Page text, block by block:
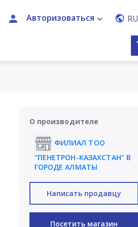
Авторизоваться RU
О производителе
ФИЛИАЛ ТОО
"ПЕНЕТРОН-КАЗАХСТАН" В
ГОРОДЕ АЛМАТЫ
Написать продавцу
Посетить магазин